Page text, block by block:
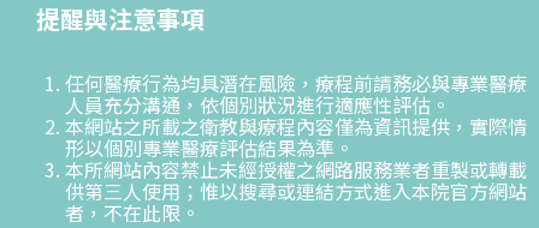
提醒與注意事項
任何醫療行為均具潛在風險，療程前請務必與專業醫療
人員充分溝通，依個別狀況進行適應性評估。
本網站之所載之衛教與療程內容僅為資訊提供，實際情
形以個別專業醫療評估結果為準。
本所網站內容禁止未經授權之網路服務業者重製或轉載
供第三人使用；惟以搜尋或連結方式進入本院官方網站
者，不在此限。